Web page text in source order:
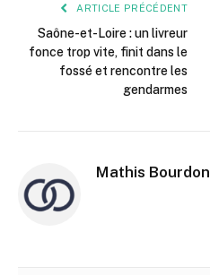
ARTICLE PRÉCÉDENT
Saône-et-Loire : un livreur
fonce trop vite, finit dans le
fossé et rencontre les
gendarmes
Mathis Bourdon